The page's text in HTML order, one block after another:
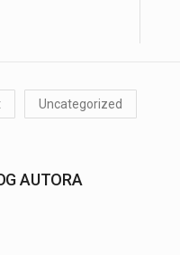
Uncategorized
AUTORA